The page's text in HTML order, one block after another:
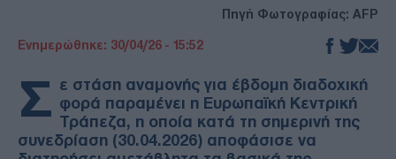
Πηγή Φωτογραφίας: AFP
Ενημερώθηκε: 30/04/26 - 15:52
Σ ε στάση αναμονής για έβδομη διαδοχική
φορά παραμένει η Ευρωπαϊκή Κεντρική
Τράπεζα, η οποία κατά τη σημερινή της
συνεδρίαση (30.04.2026) αποφάσισε να